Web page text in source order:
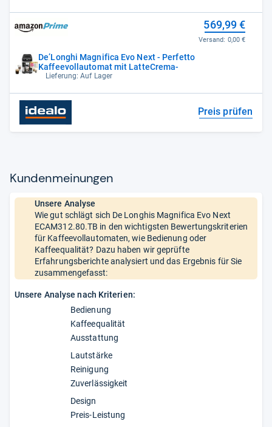
De’Longhi Magnifica Evo Next - Perfetto
Kaffeevollautomat mit LatteCrema-
Lieferung: Auf Lager
569,99 €
Versand: 0,00 €
Preis prüfen
Kun­den­mei­nun­gen
Unsere Analyse
Wie gut schlägt sich De Longhis Magnifica Evo Next
ECAM312.80.TB in den wichtigsten Bewertungskriterien
für Kaffeevollautomaten, wie Bedienung oder
Kaffeequalität? Dazu haben wir geprüfte
Erfahrungsberichte analysiert und das Ergebnis für Sie
zusammengefasst:
Unsere Analyse nach Kriterien:
Bedienung
Kaffeequalität
Ausstattung
Lautstärke
Reinigung
Zuverlässigkeit
Design
Preis-Leistung